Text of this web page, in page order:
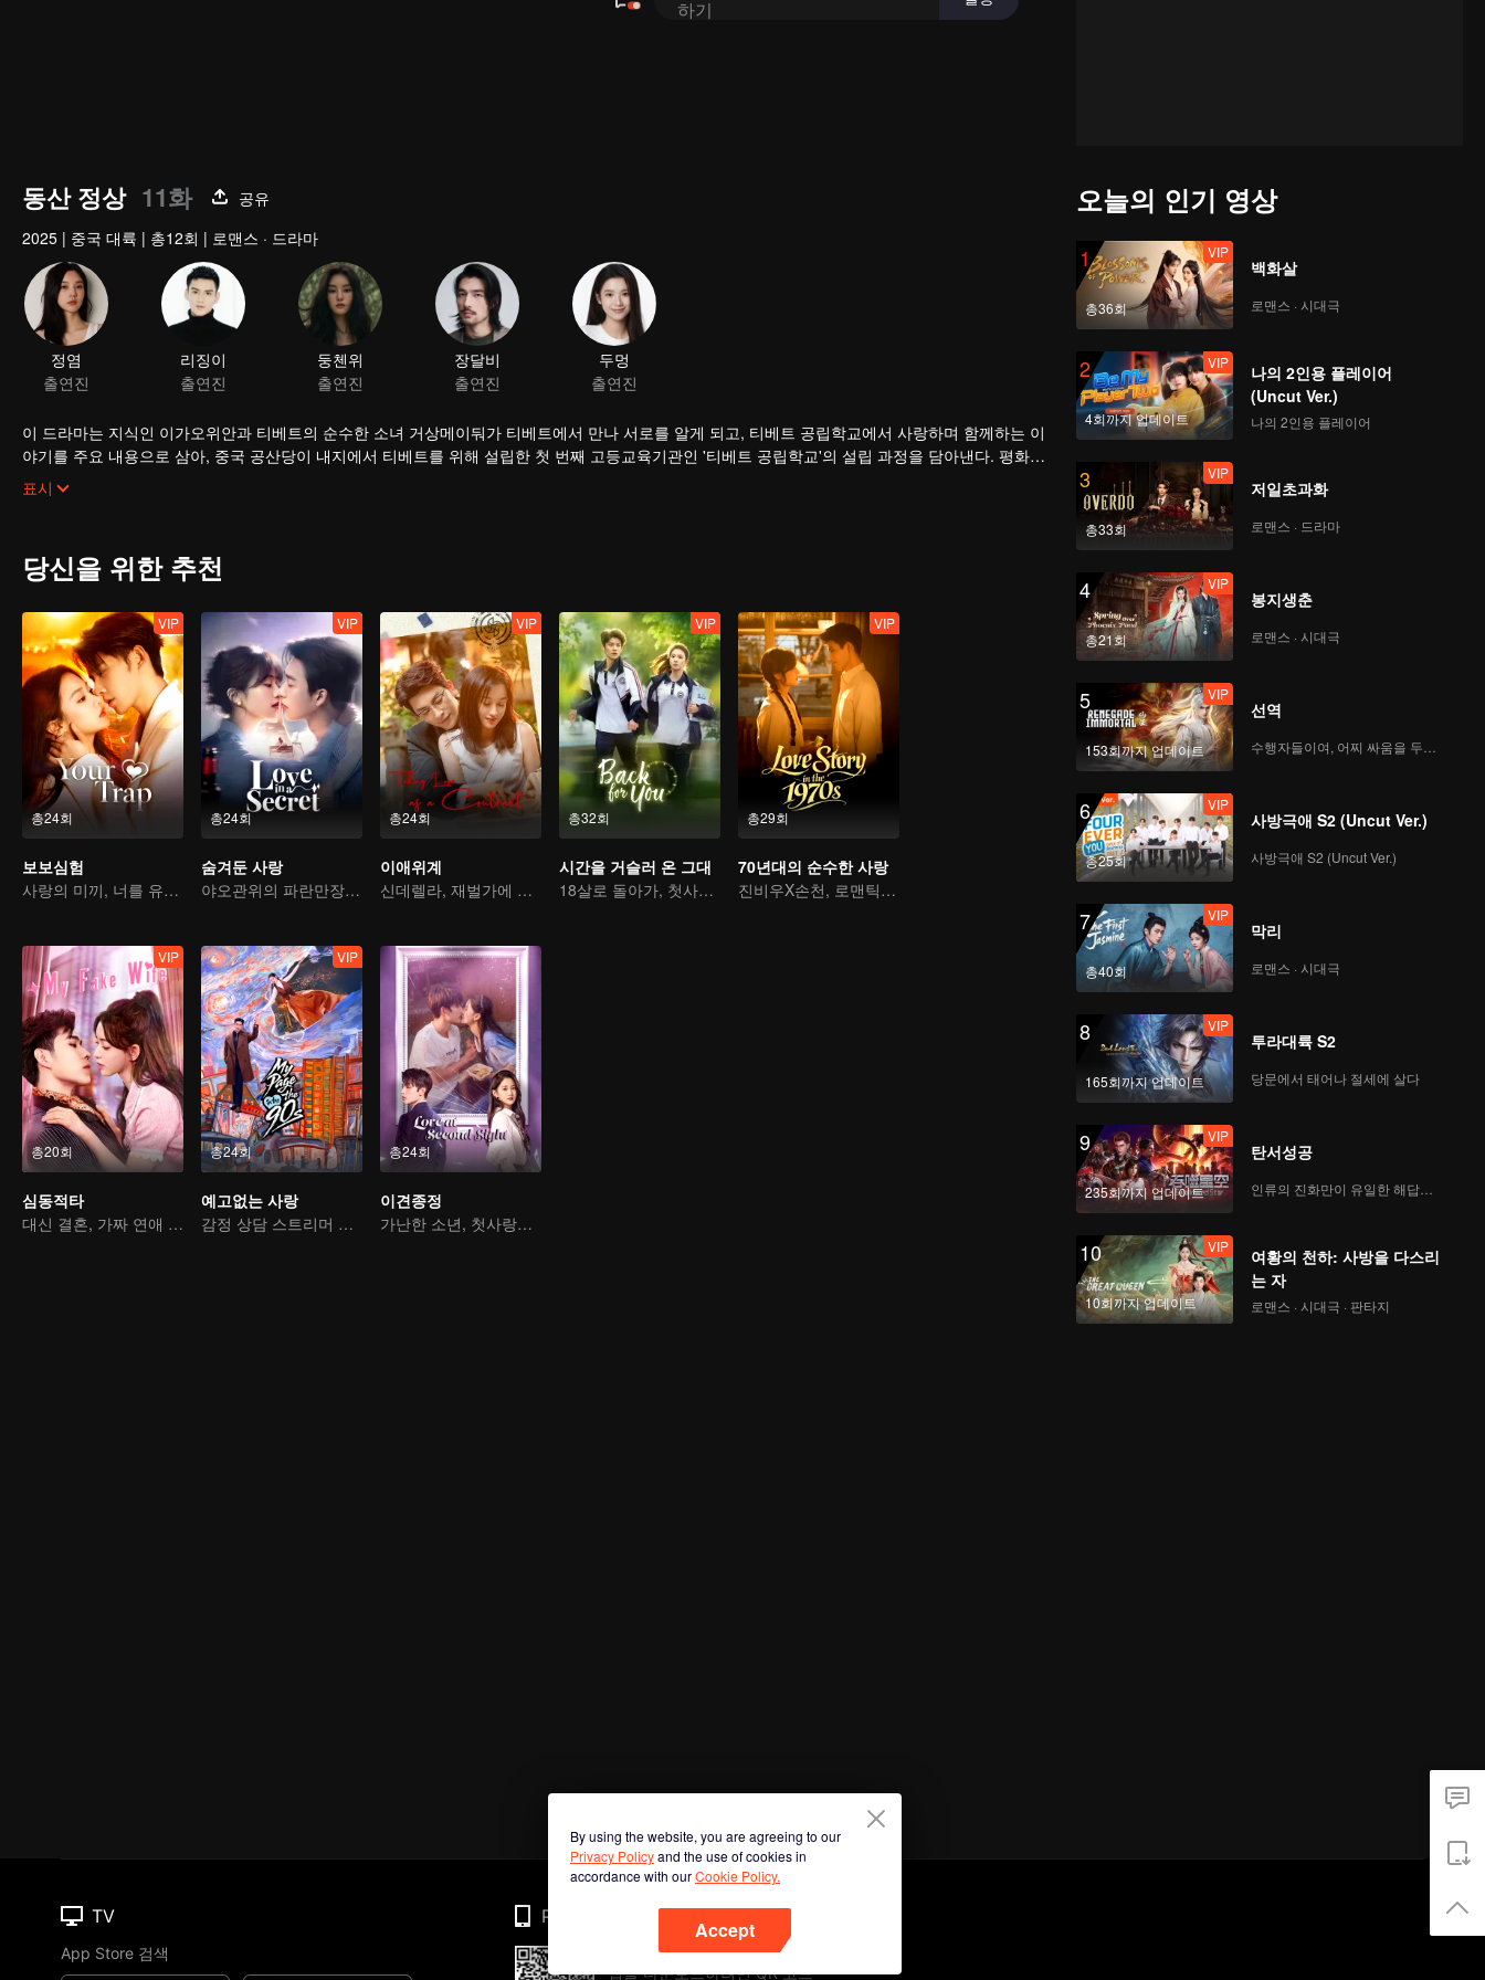
동산 정상 11화
공유
2025 | 중국 대륙 | 총12회 | 로맨스 · 드라마
정염
출연진
리징이
출연진
이 드라마는 지식인 이가오위안과 티베트의 순수한 소녀 거상메이둬가 티베트에서 만나 서로를 알게 되고, 티베트 공립학교에서 사랑하며 함께하는 이
야기를 주요 내용으로 삼아, 중국 공산당이 내지에서 티베트를 위해 설립한 첫 번째 고등교육기관인 '티베트 공립학교'의 설립 과정을 담아낸다. 평화적
해방이 티베트와 티베트 인민에게 가져온 엄청난 변화를 보여주며, 새롭고도 굴곡 있지만 확고한 발전 여정을 그린다.
표시
당신을 위한 추천
총24회
VIP
보보심험
사랑의 미끼, 너를 유혹하다
총24회
VIP
숨겨둔 사랑
야오관위의 파란만장 연애사
총24회
VIP
이애위계
신데렐라, 재벌가에 돌아오다
총32회
VIP
시간을 거슬러 온 그대
18살로 돌아가, 첫사랑을 구한다
총29회
VIP
70년대의 순수한 사랑
진비우X손천, 로맨틱 순수 러브
총20회
VIP
심동적타
대신 결혼, 가짜 연애 진짜 사랑
총24회
VIP
예고없는 사랑
감정 상담 스트리머 VS 재벌 총수
총24회
이견종정
가난한 소년, 첫사랑을 쫓는 재벌로 변신
오늘의 인기 영상
1
총36회
VIP
백화살
로맨스 · 시대극
2
4회까지 업데이트
VIP
나의 2인용 플레이어
(Uncut Ver.)
나의 2인용 플레이어
3
총33회
VIP
저일초과화
로맨스 · 드라마
4
총21회
VIP
봉지생춘
로맨스 · 시대극
5
153회까지 업데이트
VIP
선역
6
총25회
VIP
사방극애 S2 (Uncut Ver.)
사방극애 S2 (Uncut Ver.)
7
총40회
VIP
막리
로맨스 · 시대극
8
165회까지 업데이트
VIP
투라대륙 S2
당문에서 태어나 절세에 살다
9
235회까지 업데이트
VIP
탄서성공
인류의 진화만이 유일한 해답이다
10
10회까지 업데이트
VIP
여황의 천하: 사방을 다스리
는 자
로맨스 · 시대극 · 판타지
By using the website, you are agreeing to our
Privacy Policyand the use of cookies in
accordance with ourCookie Policy.
Accept
TV
App Store 검색
Phone
앱을 다운로드하려면 QR 코드